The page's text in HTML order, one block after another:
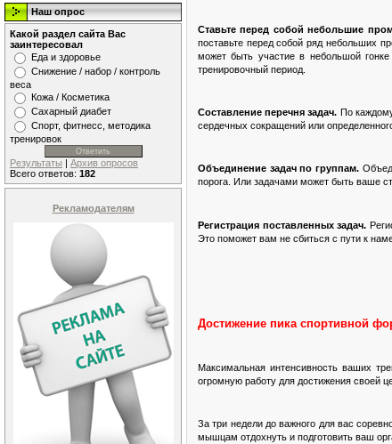
Наш опрос
Какой раздел сайта Вас
заинтересовал
Еда и здоровье
Снижение / набор / контроль
веса
Кожа / Косметика
Сахарный диабет
Спорт, фитнесс, методика
тренировок
Результаты | Архив опросов
Всего ответов: 182
Рекламодателям
Ставьте перед собой небольшие
поставьте перед собой ряд небольших
может быть участие в небольшой
тренировочный период.
Составление перечня задач. По
сердечных сокращений или
Объединение задач по группам.
порога. Или задачами может быть ваше
Регистрация поставленных задач.
Это поможет вам не сбиться с пути к
Достижение пика спортивной
Максимальная интенсивность ваших
огромную работу для достижения своей
За три недели до важного для вас
мышцам отдохнуть и подготовить ваш